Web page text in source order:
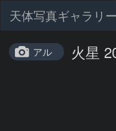
天体写真ギャラリー
アル 火星